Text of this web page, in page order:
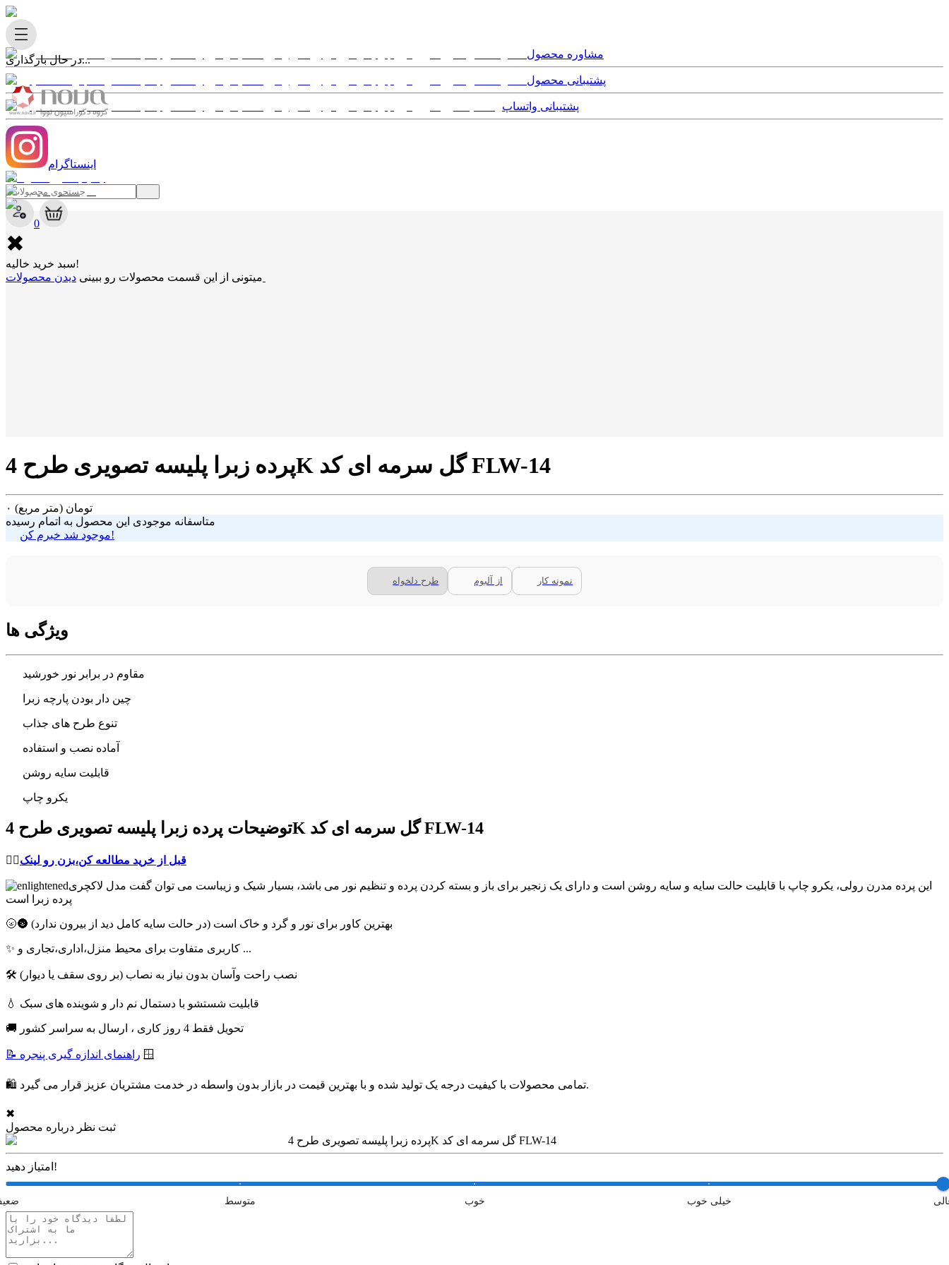
در حال بارگذاری...
✖
0
✖
سبد خرید خالیه!
میتونی از این قسمت محصولات رو ببینی
مشاوره محصول
پشتیبانی محصول
پشتیبانی واتساپ
اینستاگرام
پرده زبرا پلیسه تصویری طرح 4K گل سرمه ای کد FLW-14
۰ تومان (متر مربع)
متاسفانه موجودی این محصول به اتمام رسیده
موجود شد خبرم کن!
طرح دلخواه از آلبوم نمونه کار
ویژگی ها
مقاوم در برابر نور خورشید
چین دار بودن پارچه زبرا
تنوع طرح های جذاب
آماده نصب و استفاده
قابلیت سایه روشن
یکرو چاپ
توضیحات پرده زبرا پلیسه تصویری طرح 4K گل سرمه ای کد FLW-14
👈🏻قبل از خرید مطالعه کن،بزن رو لینک
این پرده مدرن رولی، یکرو چاپ با قابلیت حالت سایه و سایه روشن است و دارای یک زنجیر برای باز و بسته کردن پرده و تنظیم نور می باشد، بسیار شیک و زیباست می توان گفت مدل لاکچری
پرده زبرا است
🌝🌚 بهترین کاور برای نور و گرد و خاک است (در حالت سایه کامل دید از بیرون ندارد)
✨ کاربری متفاوت برای محیط منزل،اداری،تجاری و ...
🛠 نصب راحت وآسان بدون نیاز به نصاب (بر روی سقف یا دیوار)
💧 قابلیت شستشو با دستمال نم دار و شوینده های سبک
🚚 تحویل فقط 4 روز کاری ، ارسال به سراسر کشور
📝 راهنمای اندازه گیری پنجره 🪟
🛍 تمامی محصولات با کیفیت درجه یک تولید شده و با بهترین قیمت در بازار بدون واسطه در خدمت مشتریان عزیز قرار می گیرد.
✖
ثبت نظر درباره محصول
پرده زبرا پلیسه تصویری طرح 4K گل سرمه ای کد FLW-14
امتیاز دهید!
متوسط خوب خیلی خوب